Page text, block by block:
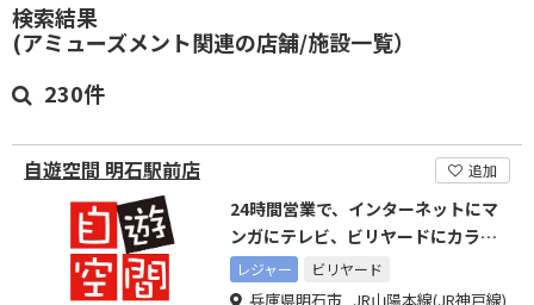
検索結果
(アミューズメント関連の店舗/施設一覧）
230件
自遊空間 明石駅前店 追加
24時間営業で、インターネットにマ
ンガにテレビ、ビリヤードにカラオ
ケ、卓球などなど使い放題
レジャー ビリヤード
兵庫県明石市 JR山陽本線(JR神戸線)